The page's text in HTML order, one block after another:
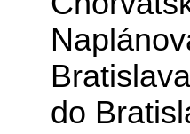
do